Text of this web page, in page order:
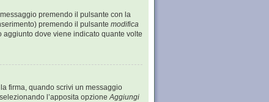
premendo il pulsante con la
premendo il pulsante modifica
dove viene indicato quante volte
firma, quando scrivi un messaggio
l’apposita opzioneAggiungi